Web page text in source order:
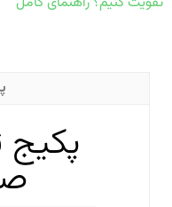
پکیج